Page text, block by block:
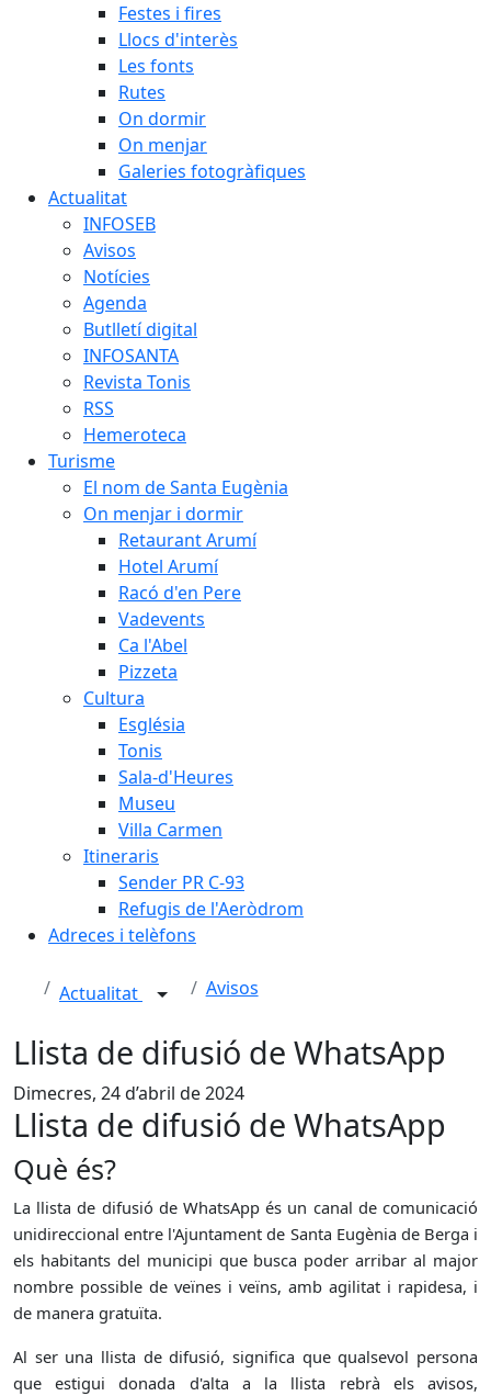
Festes i fires
Llocs d'interès
Les fonts
Rutes
On dormir
On menjar
Galeries fotogràfiques
Actualitat
INFOSEB
Avisos
Notícies
Agenda
Butlletí digital
INFOSANTA
Revista Tonis
RSS
Hemeroteca
Turisme
El nom de Santa Eugènia
On menjar i dormir
Retaurant Arumí
Hotel Arumí
Racó d'en Pere
Vadevents
Ca l'Abel
Pizzeta
Cultura
Església
Tonis
Sala-d'Heures
Museu
Villa Carmen
Itineraris
Sender PR C-93
Refugis de l'Aeròdrom
Adreces i telèfons
Actualitat Avisos
Llista de difusió de WhatsApp
Dimecres, 24 d’abril de 2024
Llista de difusió de WhatsApp
Què és?
La llista de difusió de WhatsApp és un canal de comunicació
unidireccional entre l'Ajuntament de Santa Eugènia de Berga i
els habitants del municipi que busca poder arribar al major
nombre possible de veïnes i veïns, amb agilitat i rapidesa, i
de manera gratuïta.
Al ser una llista de difusió, significa que qualsevol persona
que estigui donada d'alta a la llista rebrà els avisos,